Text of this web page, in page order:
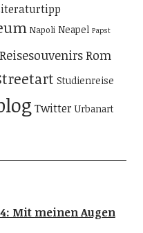
Napoli Neapel Papst
ReisesouvenirsRom
Studienreise
Twitter Urbanart
Mit meinen Augen